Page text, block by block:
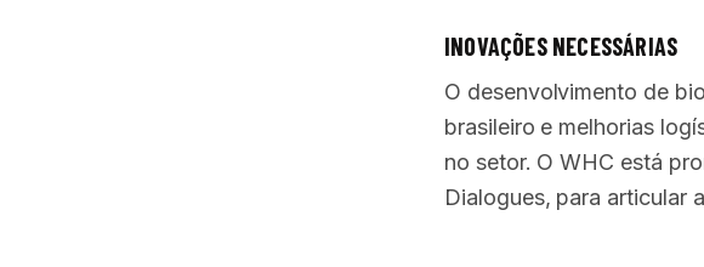
INOVAÇÕES NECESSÁRIAS
O desenvolvimento de
brasileiro e melhorias
no setor. O WHC está
Dialogues, para articular